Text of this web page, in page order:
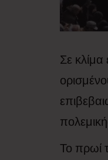
Σε
Το πρωί